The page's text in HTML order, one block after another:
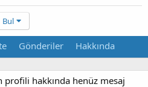
Bul
Gönderiler Hakkında
profili hakkında henüz mesaj